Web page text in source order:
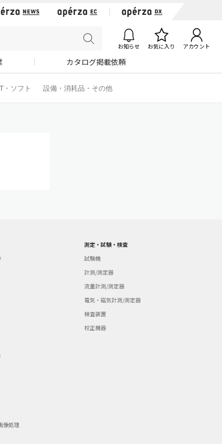
お知らせ お気に入り アカウント
カタログ掲載依頼
・ソフト 設備・消耗品・その他
像処理
測定・試験・検査
試験機
計測/測定器
流量計測/測定器
電気・磁気計測/測定器
検査装置
校正機器